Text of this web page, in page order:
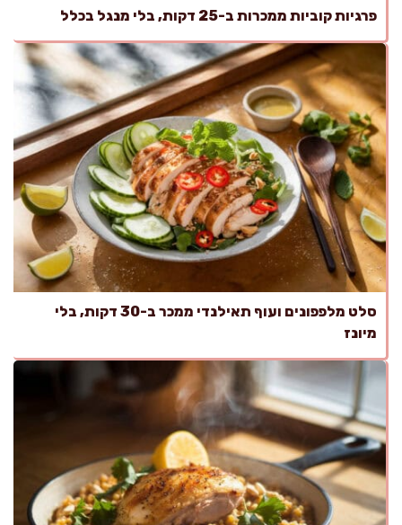
פרגיות קוביות ממכרות ב-25 דקות, בלי מנגל בכלל
סלט מלפפונים ועוף תאילנדי ממכר ב-30 דקות, בלי
מיונז